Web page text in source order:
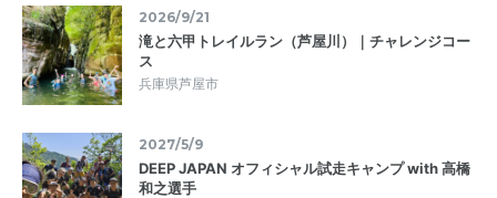
2026/9/21
滝と六甲トレイルラン（芦屋川）｜チャレンジコー
ス
兵庫県芦屋市
2027/5/9
DEEP JAPAN オフィシャル試走キャンプ with 高橋
和之選手